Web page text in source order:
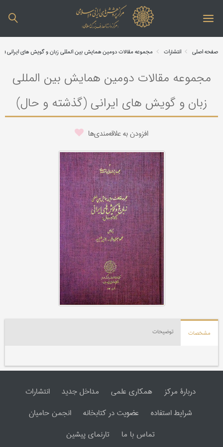
صفحه اصلی انتشارات مجموعه مقالات دومین همایش بین المللی زبان و گویش های ایرانی
مجموعه مقالات دومین همایش بین المللی
زبان و گویش های ایرانی (گذشته و حال)
افزودن به علاقه‌مندی‌ها
مشخصات توضیحات
دربارۀ مرکز همکاری علمی مداخل جدید
انتشارات
شرایط استفاده
عضویت در کتابخانه
انجمن حامیان
تماس با ما
تارنمای پیشین